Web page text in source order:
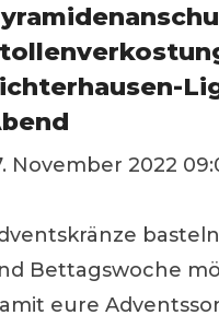
November 2022
Bettagswoche
eure